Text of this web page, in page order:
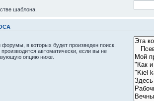
шаблона.
в которых будет произведен поиск.
автоматически, если вы не
опцию ниже.